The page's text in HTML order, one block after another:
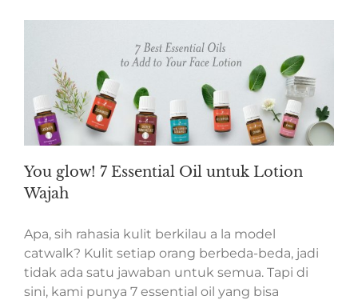
You glow! 7 Essential Oil untuk Lotion
Wajah
Apa, sih rahasia kulit berkilau a la model
catwalk? Kulit setiap orang berbeda-beda, jadi
tidak ada satu jawaban untuk semua. Tapi di
sini, kami punya 7 essential oil yang bisa